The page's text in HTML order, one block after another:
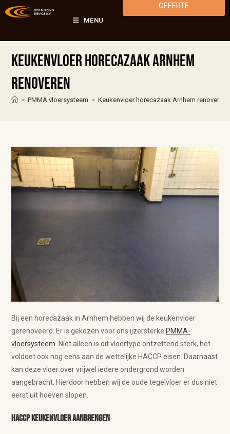
MENU
OFFERTE
Keukenvloer horecazaak Arnhem
renoveren
> PMMA vloersysteem > Keukenvloer horecazaak Arnhem renoveren
Bij een horecazaak in Arnhem hebben wij de keukenvloer
gerenoveerd. Er is gekozen voor ons ijzersterke PMMA-
vloersysteem. Niet alleen is dit vloertype ontzettend sterk, het
voldoet ook nog eens aan de wettelijke HACCP eisen. Daarnaast
kan deze vloer over vrijwel iedere ondergrond worden
aangebracht. Hierdoor hebben wij de oude tegelvloer er dus niet
eerst uit hoeven slopen.
HACCP keukenvloer aanbrengen